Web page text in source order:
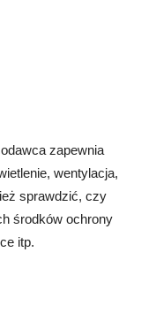
zapewnia
wentylacja,
sprawdzić, czy
środków ochrony
itp.